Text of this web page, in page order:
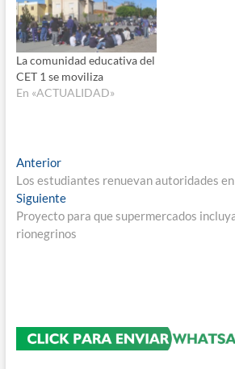
La comunidad educativa del
CET 1 se moviliza
En «ACTUALIDAD»
Navegación
de
entradas
AnteriorEntrada
anterior:
Los estudiantes renuevan autoridades en
SiguienteEntrada
siguiente:
Proyecto para que supermercados
rionegrinos